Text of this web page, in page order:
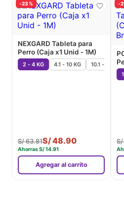
-23%
NEXGARD Tableta para
Perro (Caja x1 Unid - 1M)
2 - 4 KG 4.1 - 10 KG 10.1 - 25 KG
S/63.81S/48.90
AhorrasS/14.91
Agregar al carrito
-
S/